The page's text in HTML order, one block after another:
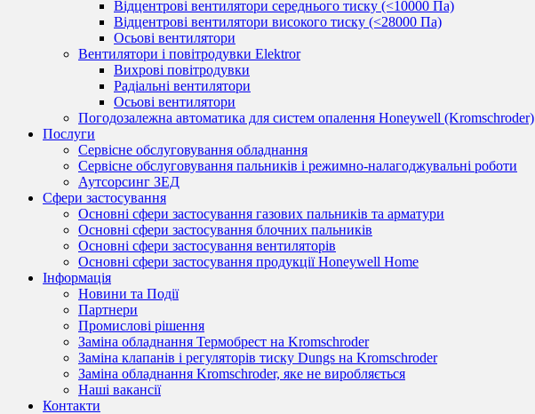
Відцентрові вентилятори середнього тиску (<10000 Па)
Відцентрові вентилятори високого тиску (<28000 Па)
Осьові вентилятори
Вентилятори і повітродувки Elektror
Вихрові повітродувки
Радіальні вентилятори
Осьові вентилятори
Погодозалежна автоматика для систем опалення Honeywell (Kromschroder)
Послуги
Сервісне обслуговування обладнання
Сервісне обслуговування пальників і режимно-налагоджувальні роботи
Аутсорсинг ЗЕД
Сфери застосування
Основні сфери застосування газових пальників та арматури
Основні сфери застосування блочних пальників
Основні сфери застосування вентиляторів
Основні сфери застосування продукції Honeywell Home
Інформація
Новини та Події
Партнери
Промислові рішення
Заміна обладнання Термобрест на Kromschroder
Заміна клапанів і регуляторів тиску Dungs на Kromschroder
Заміна обладнання Kromschroder, яке не виробляється
Наші вакансії
Контакти